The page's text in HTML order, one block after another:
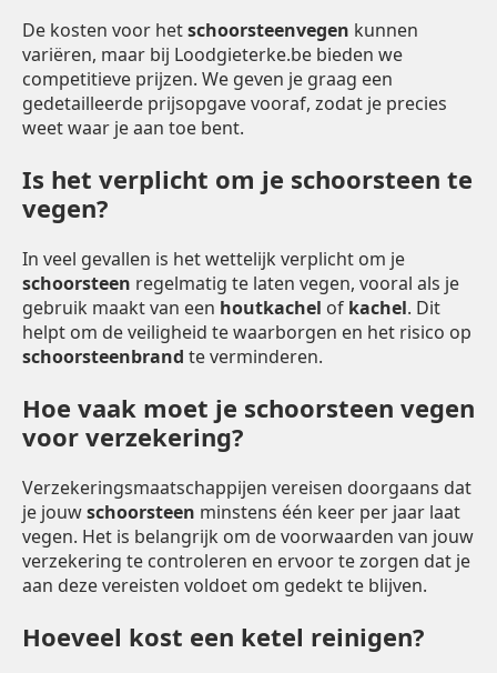
De kosten voor hetschoorsteenvegen kunnen
variëren, maar bij Loodgieterke.be bieden we
competitieve prijzen. We geven je graag een
gedetailleerde prijsopgave vooraf, zodat je precies
weet waar je aan toe bent.
Is het verplicht om je schoorsteen te
vegen?
In veel gevallen is het wettelijk verplicht om je
schoorsteen regelmatig te laten vegen, vooral als je
gebruik maakt van een houtkachel of kachel. Dit
helpt om de veiligheid te waarborgen en het risico op
schoorsteenbrand te verminderen.
Hoe vaak moet je schoorsteen vegen
voor verzekering?
Verzekeringsmaatschappijen vereisen doorgaans dat
je jouwschoorsteen minstens één keer per jaar laat
vegen. Het is belangrijk om de voorwaarden van jouw
verzekering te controleren en ervoor te zorgen dat je
aan deze vereisten voldoet om gedekt te blijven.
Hoeveel kost een ketel reinigen?